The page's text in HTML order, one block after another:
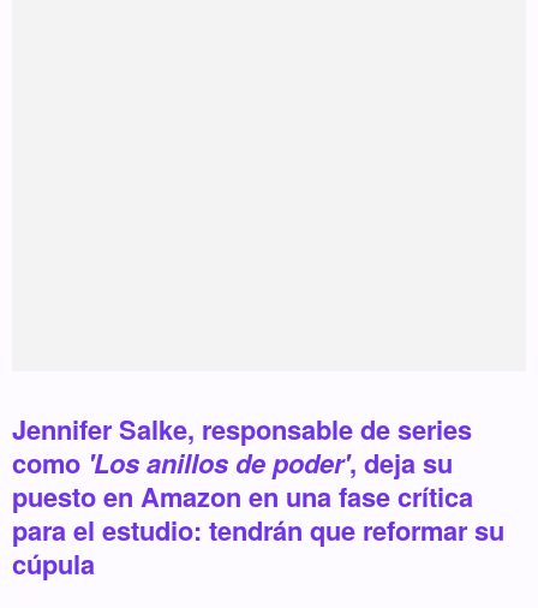
Jennifer Salke, responsable de series
como 'Los anillos de poder', deja su
puesto en Amazon en una fase crítica
para el estudio: tendrán que reformar su
cúpula